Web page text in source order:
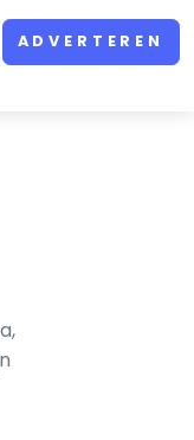
ADVERTEREN